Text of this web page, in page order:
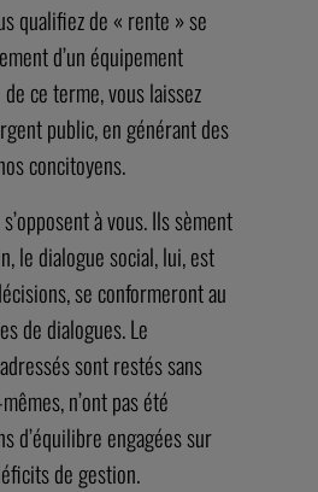
qualifiez de « rente » se
d’un équipement
ce terme, vous laissez
public, en générant des
concitoyens.
à vous. Ils sèment
le dialogue social, lui, est
se conformeront au
de dialogues. Le
sont restés sans
n’ont pas été
d’équilibre engagées sur
de gestion.